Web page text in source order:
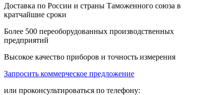
Доставка по России и страны Таможенного союза в
кратчайшие сроки
Более 500 переоборудованных производственных
предприятий
Высокое качество приборов и точность измерения
Запросить коммерческое предложение
или проконсультироваться по телефону: